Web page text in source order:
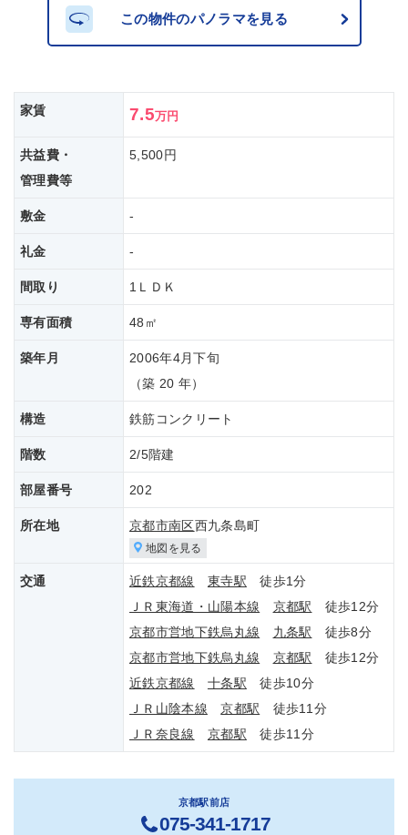
この物件のパノラマを見る
家賃 7.5万円
共益費・
管理費等
5,500円
敷金 -
礼金 -
間取り 1ＬＤＫ
専有面積 48㎡
築年月
2006年4月下旬
（築 20 年）
構造 鉄筋コンクリート
階数 2/5階建
部屋番号 202
所在地 京都市南区西九条島町
地図を見る
交通 近鉄京都線 東寺駅 徒歩1分
ＪＲ東海道・山陽本線
京都駅 徒歩12分
京都市営地下鉄烏丸線
九条駅 徒歩8分
京都市営地下鉄烏丸線
京都駅 徒歩12分
近鉄京都線
十条駅 徒歩10分
ＪＲ山陰本線
京都駅 徒歩11分
ＪＲ奈良線
京都駅 徒歩11分
京都駅前店
075-341-1717